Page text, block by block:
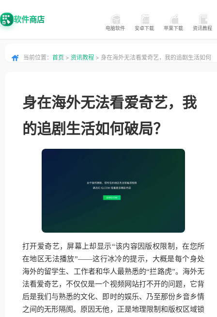
软件商店
电脑软件 安卓下载 苹果下载 资讯教程
当前位置： 首页 > 资讯教程 > 身在海外无法看爱奇艺，我的追剧生活如何
身在海外无法看爱奇艺，我
的追剧生活如何破局？
打开爱奇艺，屏幕上却显示“该内容因版权限制，在您所
在地区无法播放”——这行冰冷的提示，大概是每个身处
海外的留学生、工作者和华人最熟悉的“拦路虎”。海外无
法看爱奇艺，不仅仅是一个视频网站打不开的问题，它背
后是我们与熟悉的文化、即时的娱乐、乃至那份乡音乡情
之间的无形隔阂。原因无他，正是地理限制和版权区域锁